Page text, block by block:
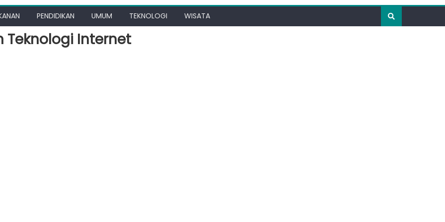
PENDIDIKAN UMUM TEKNOLOGI WISATA
Teknologi Internet